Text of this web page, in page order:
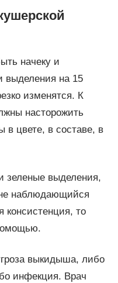
начеку и
выделения на 15
изменятся. К
насторожить
в цвете, в составе, в
зеленые выделения,
наблюдающийся
консистенция, то
выкидыша, либо
инфекция. Врач